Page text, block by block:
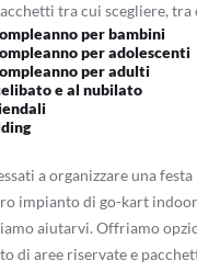
tra cui scegliere, tra
per bambini
per adolescenti
per adulti
e al nubilato
a organizzare una festa
impianto di go-kart
aiutarvi. Offriamo
di aree riservate e